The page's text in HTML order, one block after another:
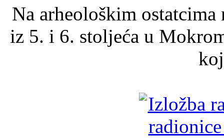
Na arheološkim
iz 5. i 6. stoljeća u